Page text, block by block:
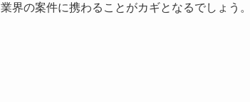
界の案件に携わることがカギとなるでしょう。